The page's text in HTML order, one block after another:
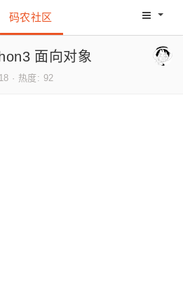
码农社区 码农网
面向对象
· 热度: 92